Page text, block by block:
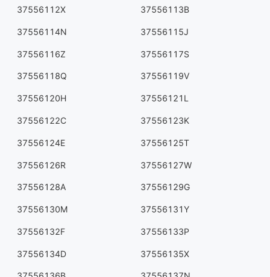
37556112X 37556113B
37556114N 37556115J
37556116Z 37556117S
37556118Q 37556119V
37556120H 37556121L
37556122C 37556123K
37556124E 37556125T
37556126R 37556127W
37556128A 37556129G
37556130M 37556131Y
37556132F 37556133P
37556134D 37556135X